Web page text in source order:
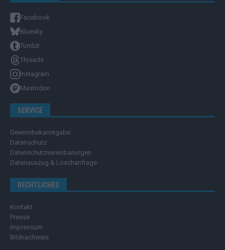
Facebook
Bluesky
Tumblr
Threads
Instagram
Mastodon
SERVICE
Gewinnbekanntgabe
Datenschutz
Datenschutzvereinbarungen
Datenauszug & Löschanfrage
RECHTLICHES
Kontakt
Presse
Impressum
Bildnachweis